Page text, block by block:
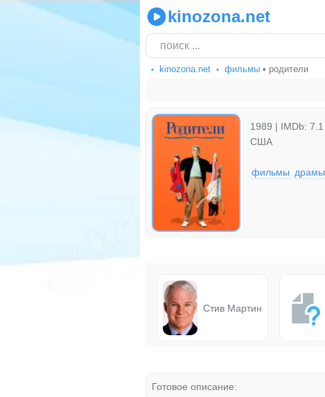
kinozona.net
kinozona.net фильмы• родители
1989 | IMDb: 7.1
США
фильмы драмы
Стив Мартин
Готовое описание: